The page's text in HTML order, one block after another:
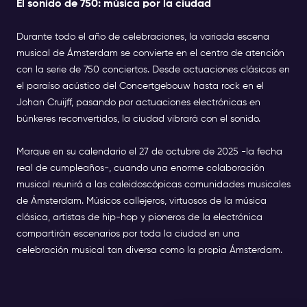
El sonido de 750: música por la ciudad
Durante todo el año de celebraciones, la variada escena
musical de Ámsterdam se convierte en el centro de atención
con la serie de 750 conciertos. Desde actuaciones clásicas en
el paraíso acústico del Concertgebouw hasta rock en el
Johan Cruijff, pasando por actuaciones electrónicas en
búnkeres reconvertidos, la ciudad vibrará con el sonido.
Marque en su calendario el 27 de octubre de 2025 -la fecha
real de cumpleaños-, cuando una enorme colaboración
musical reunirá a las caleidoscópicas comunidades musicales
de Ámsterdam. Músicos callejeros, virtuosos de la música
clásica, artistas de hip-hop y pioneros de la electrónica
compartirán escenarios por toda la ciudad en una
celebración musical tan diversa como la propia Ámsterdam.